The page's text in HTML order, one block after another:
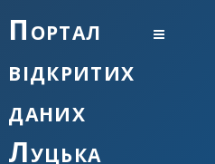
Портал
відкритих
даних
Луцька